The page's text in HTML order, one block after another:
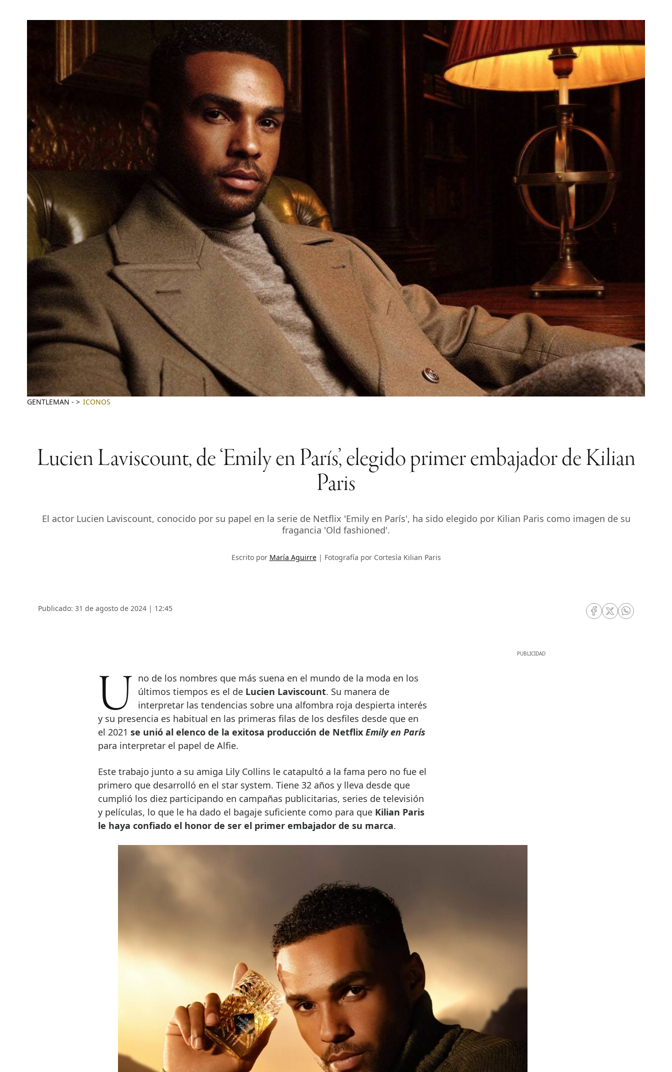
GENTLEMAN - ICONOS
Lucien Laviscount, de ‘Emily en París’, elegido primer embajador de Kilian
Paris
El actor Lucien Laviscount, conocido por su papel en la serie de Netflix 'Emily en París', ha sido elegido por Kilian Paris como imagen de su
fragancia 'Old fashioned'.
Escrito por María Aguirre Fotografía por Cortesía Kilian Paris
Publicado: 31 de agosto de 2024 | 12:45
RRSS Facebook
RRSS Twitter
RRSS
Uno de los nombres que más suena en el mundo de la moda en los últimos tiempos es el de Lucien Laviscount. Su manera de
interpretar las tendencias sobre una alfombra roja despierta interés
y su presencia es habitual en las primeras filas de los desfiles desde que en
el 2021 se unió al elenco de la exitosa producción de Netflix Emily en París
para interpretar el papel de Alfie.
Este trabajo junto a su amiga Lily Collins le catapultó a la fama pero no fue el
primero que desarrolló en el star system. Tiene 32 años y lleva desde que
cumplió los diez participando en campañas publicitarias, series de televisión
y películas, lo que le ha dado el bagaje suficiente como para que Kilian Paris
le haya confiado el honor de ser el primer embajador de su marca.